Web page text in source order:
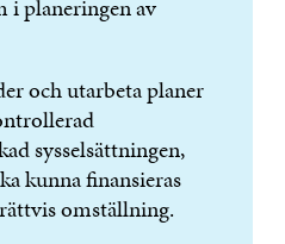
i planeringen av
och utarbeta planer
sysselsättningen,
kunna finansieras
omställning.